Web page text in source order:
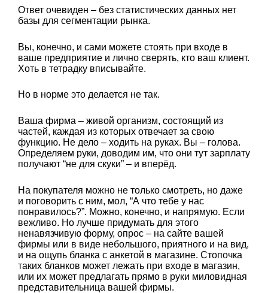
Ответ очевиден – без статистических данных нет
базы для сегментации рынка.
Вы, конечно, и сами можете стоять при входе в
ваше предприятие и лично сверять, кто ваш клиент.
Хоть в тетрадку вписывайте.
Но в норме это делается не так.
Ваша фирма – живой организм, состоящий из
частей, каждая из которых отвечает за свою
функцию. Не дело – ходить на руках. Вы – голова.
Определяем руки, доводим им, что они тут зарплату
получают “не для скуки” – и вперёд.
На покупателя можно не только смотреть, но даже
и поговорить с ним, мол, “А что тебе у нас
понравилось?”. Можно, конечно, и напрямую. Если
вежливо. Но лучше придумать для этого
ненавязчивую форму, опрос – на сайте вашей
фирмы или в виде небольшого, приятного и на вид,
и на ощупь бланка с анкетой в магазине. Стопочка
таких бланков может лежать при входе в магазин,
или их может предлагать прямо в руки миловидная
представительница вашей фирмы.